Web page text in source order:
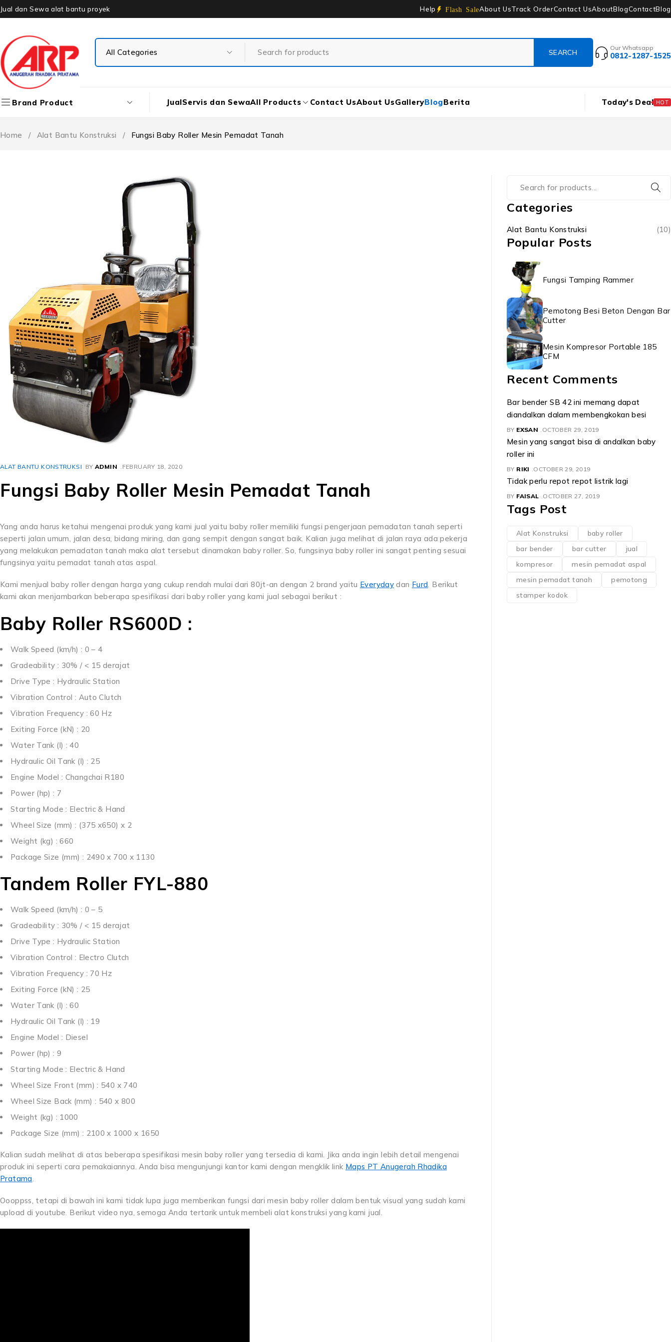
Jual dan Sewa alat bantu proyek Help Flash SaleAbout UsTrack OrderContact UsAboutBlogContactBlog
Our Whatsapp
0812-1287-1525
Brand Product JualServis dan SewaAll Products Contact UsAbout UsGalleryBlogBerita Today's Deal HOT
Home / Alat Bantu Konstruksi / Fungsi Baby Roller Mesin Pemadat Tanah
ALAT BANTU KONSTRUKSI BY ADMIN FEBRUARY 18, 2020
Fungsi Baby Roller Mesin Pemadat Tanah
Yang anda harus ketahui mengenai produk yang kami jual yaitu baby roller memiliki fungsi pengerjaan pemadatan tanah seperti
seperti jalan umum, jalan desa, bidang miring, dan gang sempit dengan sangat baik. Kalian juga melihat di jalan raya ada pekerja
yang melakukan pemadatan tanah maka alat tersebut dinamakan baby roller. So, fungsinya baby roller ini sangat penting sesuai
fungsinya yaitu pemadat tanah atas aspal.
Kami menjual baby roller dengan harga yang cukup rendah mulai dari 80jt-an dengan 2 brand yaitu Everyday dan Furd. Berikut
kami akan menjambarkan beberapa spesifikasi dari baby roller yang kami jual sebagai berikut :
Baby Roller RS600D :
Walk Speed (km/h) : 0 – 4
Gradeability : 30% / < 15 derajat
Drive Type : Hydraulic Station
Vibration Control : Auto Clutch
Vibration Frequency : 60 Hz
Exiting Force (kN) : 20
Water Tank (l) : 40
Hydraulic Oil Tank (l) : 25
Engine Model : Changchai R180
Power (hp) : 7
Starting Mode : Electric & Hand
Wheel Size (mm) : (375 x650) x 2
Weight (kg) : 660
Package Size (mm) : 2490 x 700 x 1130
Tandem Roller FYL-880
Walk Speed (km/h) : 0 – 5
Gradeability : 30% / < 15 derajat
Drive Type : Hydraulic Station
Vibration Control : Electro Clutch
Vibration Frequency : 70 Hz
Exiting Force (kN) : 25
Water Tank (l) : 60
Hydraulic Oil Tank (l) : 19
Engine Model : Diesel
Power (hp) : 9
Starting Mode : Electric & Hand
Wheel Size Front (mm) : 540 x 740
Wheel Size Back (mm) : 540 x 800
Weight (kg) : 1000
Package Size (mm) : 2100 x 1000 x 1650
Kalian sudah melihat di atas beberapa spesifikasi mesin baby roller yang tersedia di kami. Jika anda ingin lebih detail mengenai
produk ini seperti cara pemakaiannya. Anda bisa mengunjungi kantor kami dengan mengklik link Maps PT Anugerah Rhadika
Pratama.
Oooppss, tetapi di bawah ini kami tidak lupa juga memberikan fungsi dari mesin baby roller dalam bentuk visual yang sudah kami
upload di youtube. Berikut video nya, semoga Anda tertarik untuk membeli alat konstruksi yang kami jual.
Categories
Alat Bantu Konstruksi (10)
Popular Posts
Fungsi Tamping Rammer
Pemotong Besi Beton Dengan Bar
Cutter
Mesin Kompresor Portable 185
CFM
Recent Comments
Bar bender SB 42 ini memang dapat
diandalkan dalam membengkokan besi
BY EXSAN OCTOBER 29, 2019
Mesin yang sangat bisa di andalkan baby
roller ini
BY RIKI OCTOBER 29, 2019
Tidak perlu repot repot listrik lagi
BY FAISAL OCTOBER 27, 2019
Tags Post
Alat Konstruksi
baby roller
bar bender
bar cutter
jual
kompresor
mesin pemadat aspal
mesin pemadat tanah
pemotong
stamper kodok